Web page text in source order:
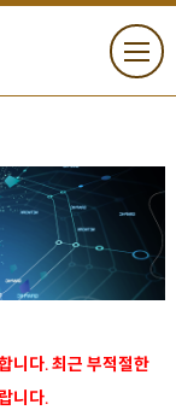
니다. 최근 부적절한
니다.